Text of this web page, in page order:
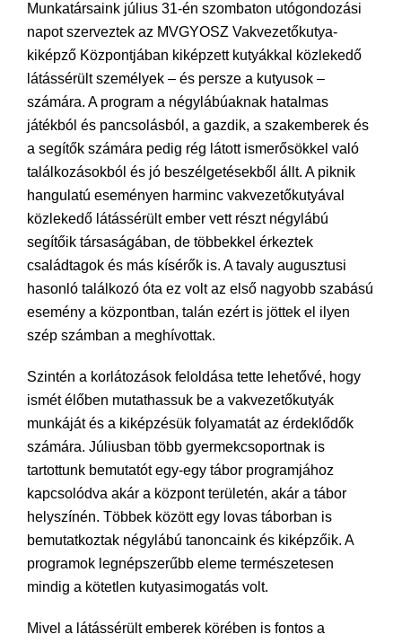
Munkatársaink július 31-én szombaton utógondozási
napot szerveztek az MVGYOSZ Vakvezetőkutya-
kiképző Központjában kiképzett kutyákkal közlekedő
látássérült személyek – és persze a kutyusok –
számára. A program a négylábúaknak hatalmas
játékból és pancsolásból, a gazdik, a szakemberek és
a segítők számára pedig rég látott ismerősökkel való
találkozásokból és jó beszélgetésekből állt. A piknik
hangulatú eseményen harminc vakvezetőkutyával
közlekedő látássérült ember vett részt négylábú
segítőik társaságában, de többekkel érkeztek
családtagok és más kísérők is. A tavaly augusztusi
hasonló találkozó óta ez volt az első nagyobb szabású
esemény a központban, talán ezért is jöttek el ilyen
szép számban a meghívottak.
Szintén a korlátozások feloldása tette lehetővé, hogy
ismét élőben mutathassuk be a vakvezetőkutyák
munkáját és a kiképzésük folyamatát az érdeklődők
számára. Júliusban több gyermekcsoportnak is
tartottunk bemutatót egy-egy tábor programjához
kapcsolódva akár a központ területén, akár a tábor
helyszínén. Többek között egy lovas táborban is
bemutatkoztak négylábú tanoncaink és kiképzőik. A
programok legnépszerűbb eleme természetesen
mindig a kötetlen kutyasimogatás volt.
Mivel a látássérült emberek körében is fontos a